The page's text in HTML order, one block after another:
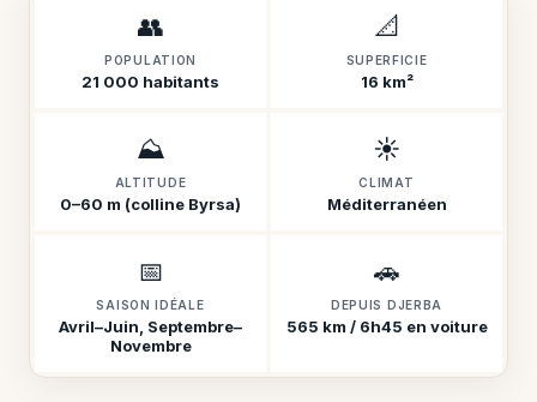
👥
POPULATION
21 000 habitants
📐
SUPERFICIE
16 km²
⛰️
ALTITUDE
0–60 m (colline Byrsa)
☀️
CLIMAT
Méditerranéen
📅
SAISON IDÉALE
Avril–Juin, Septembre–
Novembre
🚗
DEPUIS DJERBA
565 km / 6h45 en voiture